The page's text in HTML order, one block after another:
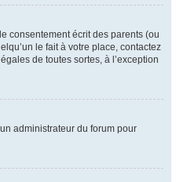
consentement écrit des parents (ou
le fait à votre place, contactez
de toutes sortes, à l’exception
administrateur du forum pour